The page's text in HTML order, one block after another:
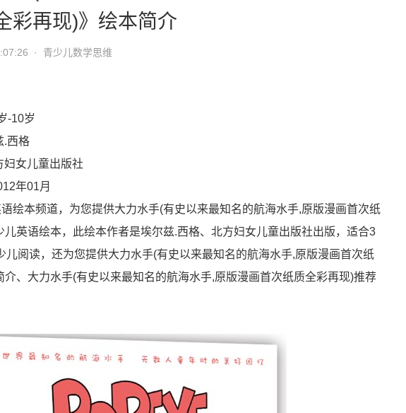
彩再现)》绘本简介
· 青少儿数学思维
-10岁
.西格
妇女儿童出版社
年01月
绘本频道，为您提供大力水手(有史以来最知名的航海水手,原版漫画首次纸
儿英语绘本，此绘本作者是埃尔兹.西格、北方妇女儿童出版社出版，适合3
儿阅读，还为您提供大力水手(有史以来最知名的航海水手,原版漫画首次纸
介、大力水手(有史以来最知名的航海水手,原版漫画首次纸质全彩再现)推荐